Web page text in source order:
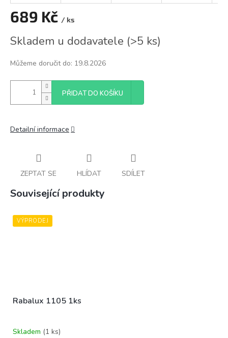
689 Kč / ks
cena:
Skladem u dodavatele (>5 ks)
Můžeme doručit do: 19.8.2026
PŘIDAT DO KOŠÍKU
Detailní informace
ZEPTAT SE HLÍDAT SDÍLET
Související produkty
VÝPRODEJ
Rabalux 1105 1ks
Skladem (1 ks)